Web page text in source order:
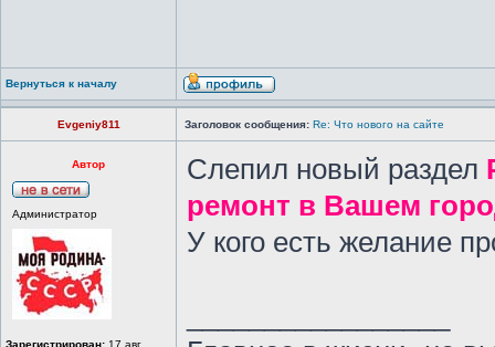
Вернуться к началу
Evgeniy811 Заголовок сообщения: Re: Что нового на сайте
Автор
Администратор
Зарегистрирован: 17 авг
Слепил новый раздел
ремонт в Вашем
У кого есть желание